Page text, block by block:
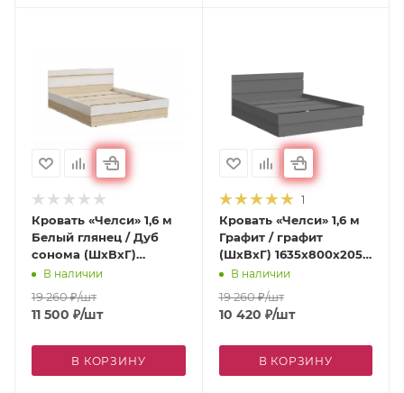
Кровать «Челси» 1,6 м
Белый глянец / Дуб
сонома (ШхВхГ)
1635х800х2053 мм
В наличии
19 260₽/шт
11 500 ₽/шт
В КОРЗИНУ
1
Кровать «Челси» 1,6 м
Графит / графит
(ШхВхГ) 1635х800х2053
ммВ наличии
19 260₽/шт
10 420 ₽/шт
В КОРЗИНУ